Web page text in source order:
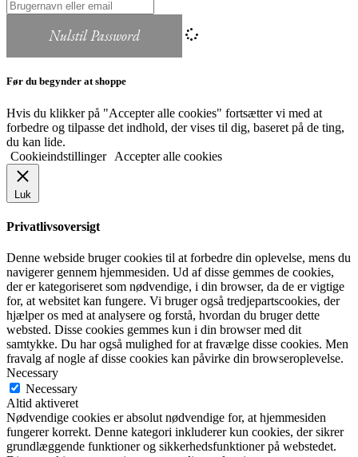
Nulstil Password
Før du begynder at shoppe
Hvis du klikker på "Accepter alle cookies" fortsætter vi med at
forbedre og tilpasse det indhold, der vises til dig, baseret på de ting,
du kan lide.
Cookieindstillinger
Accepter alle cookies
Luk
Privatlivsoversigt
Denne webside bruger cookies til at forbedre din oplevelse, mens du
navigerer gennem hjemmesiden. Ud af disse gemmes de cookies,
der er kategoriseret som nødvendige, i din browser, da de er vigtige
for, at websitet kan fungere. Vi bruger også tredjepartscookies, der
hjælper os med at analysere og forstå, hvordan du bruger dette
websted. Disse cookies gemmes kun i din browser med dit
samtykke. Du har også mulighed for at fravælge disse cookies. Men
fravalg af nogle af disse cookies kan påvirke din browseroplevelse.
Necessary
Necessary
Altid aktiveret
Nødvendige cookies er absolut nødvendige for, at hjemmesiden
fungerer korrekt. Denne kategori inkluderer kun cookies, der sikrer
grundlæggende funktioner og sikkerhedsfunktioner på webstedet.